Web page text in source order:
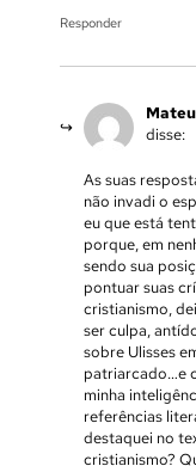
Responder
disse:
As suas
não invadi o
eu que está
porque, em
sendo sua
pontuar suas
cristianismo,
ser culpa,
sobre Ulisses
patriarcado…e
minha
referências
destaquei no
cristianismo?